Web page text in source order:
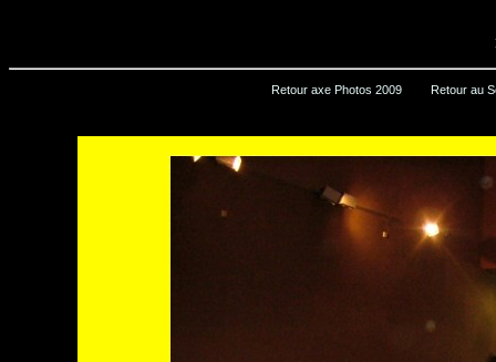
Retour axe Photos 2009 Retour au